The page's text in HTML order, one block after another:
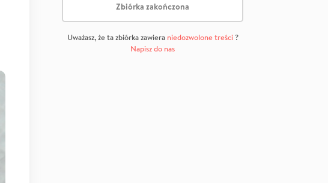
Zbiórka zakończona
Uważasz, że ta zbiórka zawiera niedozwolone treści?
Napisz do nas